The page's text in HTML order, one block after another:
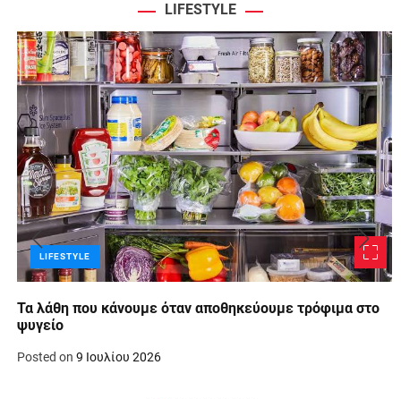
LIFESTYLE
LIFESTYLE
Τα λάθη που κάνουμε όταν αποθηκεύουμε τρόφιμα στο
ψυγείο
Posted on9 Ιουλίου 2026